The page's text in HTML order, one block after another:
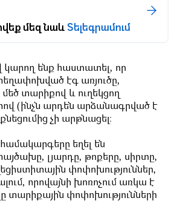
մեզ նաևՏելեգրամում
կարող ենք հաստատել, որ
էգ առյուծը,
տարիքով և ուղեկցող
(ինչն արդեն արձանագրված է
չի արթնացել։
եղել են
լյարդը, թոքերը, սիրտը,
փոփոխություններ,
որովայնի խոռոչում առկա է
տարիքային փոփոխությունների